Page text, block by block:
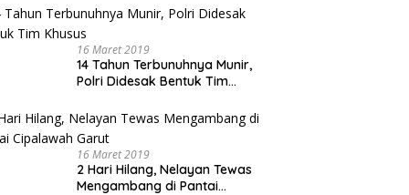
16 Maret 2019
14 Tahun Terbunuhnya Munir,
Polri Didesak Bentuk Tim
16 Maret 2019
2 Hari Hilang, Nelayan Tewas
Mengambang di Pantai